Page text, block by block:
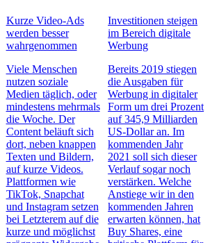
Kurze Video-Ads
werden besser
wahrgenommen
Viele Menschen
nutzen soziale
Medien täglich, oder
mindestens mehrmals
die Woche. Der
Content beläuft sich
dort, neben knappen
Texten und Bildern,
auf kurze Videos.
Plattformen wie
TikTok, Snapchat
und Instagram setzen
bei Letzterem auf die
kurze und möglichst
Investitionen steigen
im Bereich digitale
Werbung
Bereits 2019 stiegen
die Ausgaben für
Werbung in digitaler
Form um drei Prozent
auf 345,9 Milliarden
US-Dollar an. Im
kommenden Jahr
2021 soll sich dieser
Verlauf sogar noch
verstärken. Welche
Anstiege wir in den
kommenden Jahren
erwarten können, hat
Buy Shares, eine